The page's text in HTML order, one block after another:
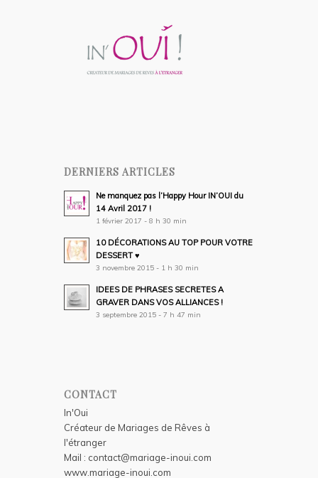
DERNIERS ARTICLES
Ne manquez pas l’Happy Hour IN’OUI du
14 Avril 2017 !
1 février 2017 - 8 h 30 min
10 DÉCORATIONS AU TOP POUR VOTRE
DESSERT ♥
3 novembre 2015 - 1 h 30 min
IDEES DE PHRASES SECRETES A
GRAVER DANS VOS ALLIANCES !
3 septembre 2015 - 7 h 47 min
CONTACT
In'Oui
Créateur de Mariages de Rêves à
l'étranger
Mail : contact@mariage-inoui.com
www.mariage-inoui.com